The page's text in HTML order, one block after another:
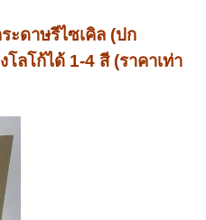
ะดาษรีไซเคิล (ปก
ลโก้ได้ 1-4 สี (ราคาเท่า